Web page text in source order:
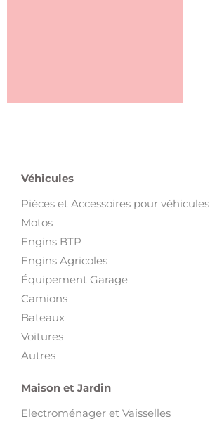
Véhicules
Pièces et Accessoires pour véhicules
Motos
Engins BTP
Engins Agricoles
Équipement Garage
Camions
Bateaux
Voitures
Autres
Maison et Jardin
Electroménager et Vaisselles